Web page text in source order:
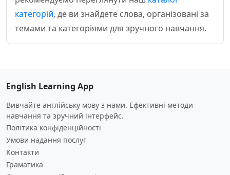
категорій, де ви знайдете слова, організовані за
темами та категоріями для зручного навчання.
English Learning App
Вивчайте англійську мову з нами. Ефективні методи
навчання та зручний інтерфейс.
Політика конфіденційності
Умови надання послуг
Контакти
Граматика